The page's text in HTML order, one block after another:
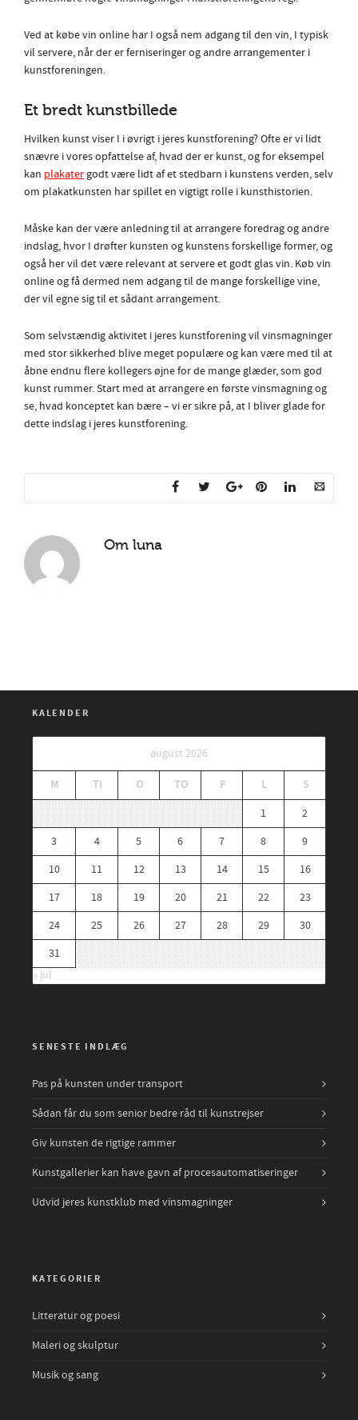
Ved at købe vin online har I også nem adgang til den vin, I typisk
vil servere, når der er ferniseringer og andre arrangementer i
kunstforeningen.
Et bredt kunstbillede
Hvilken kunst viser I i øvrigt i jeres kunstforening? Ofte er vi lidt
snævre i vores opfattelse af, hvad der er kunst, og for eksempel
kan plakatergodt være lidt af et stedbarn i kunstens verden, selv
om plakatkunsten har spillet en vigtigt rolle i kunsthistorien.
Måske kan der være anledning til at arrangere foredrag og andre
indslag, hvor I drøfter kunsten og kunstens forskellige former, og
også her vil det være relevant at servere et godt glas vin. Køb vin
online og få dermed nem adgang til de mange forskellige vine,
der vil egne sig til et sådant arrangement.
Som selvstændig aktivitet i jeres kunstforening vil vinsmagninger
med stor sikkerhed blive meget populære og kan være med til at
åbne endnu flere kollegers øjne for de mange glæder, som god
kunst rummer. Start med at arrangere en første vinsmagning og
se, hvad konceptet kan bære – vi er sikre på, at I bliver glade for
dette indslag i jeres kunstforening.
Om luna
KALENDER
august 2026
M TI O TO F L
S
1
2
3
4 5 6 7 8
9
10
11 12 13 14 15
16
17
18 19 20 21 22
23
24
25 26 27 28 29
30
31
« jul
SENESTE INDLÆG
Pas på kunsten under transport
Sådan får du som senior bedre råd til kunstrejser
Giv kunsten de rigtige rammer
Kunstgallerier kan have gavn af procesautomatiseringer
Udvid jeres kunstklub med vinsmagninger
KATEGORIER
Litteratur og poesi
Maleri og skulptur
Musik og sang